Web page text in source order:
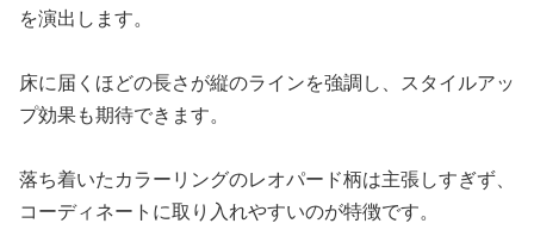
を演出します。
床に届くほどの長さが縦のラインを強調し、スタイルアッ
プ効果も期待できます。
落ち着いたカラーリングのレオパード柄は主張しすぎず、
コーディネートに取り入れやすいのが特徴です。